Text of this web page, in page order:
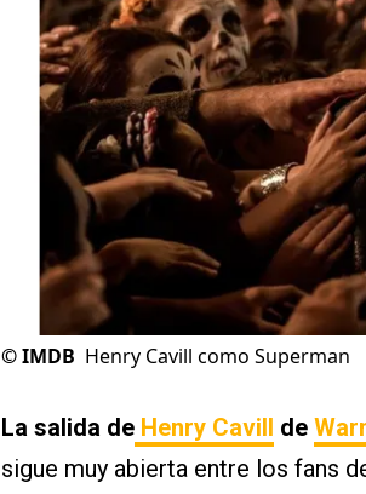
©IMDB Henry Cavill como Superman
La salida de Henry Cavill de
sigue muy abierta entre los fans